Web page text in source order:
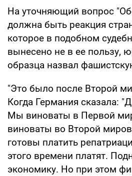
На уточняющий вопрос
должна быть реакция
которое в подобном
вынесено не в ее пользу,
образца назвал
"Это было после Второй
Когда Германия сказала:
Мы виноваты в Первой
виноваты во Второй
готовы платить
этого времени платят.
экономику. Но при этом